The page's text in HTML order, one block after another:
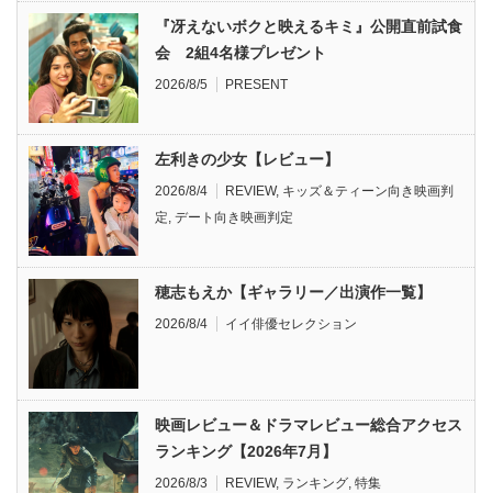
『冴えないボクと映えるキミ』公開直前試食
会 2組4名様プレゼント
2026/8/5 PRESENT
左利きの少女【レビュー】
2026/8/4 REVIEW, キッズ＆ティーン向き映画判
定, デート向き映画判定
穂志もえか【ギャラリー／出演作一覧】
2026/8/4 イイ俳優セレクション
映画レビュー＆ドラマレビュー総合アクセス
ランキング【2026年7月】
2026/8/3 REVIEW, ランキング, 特集